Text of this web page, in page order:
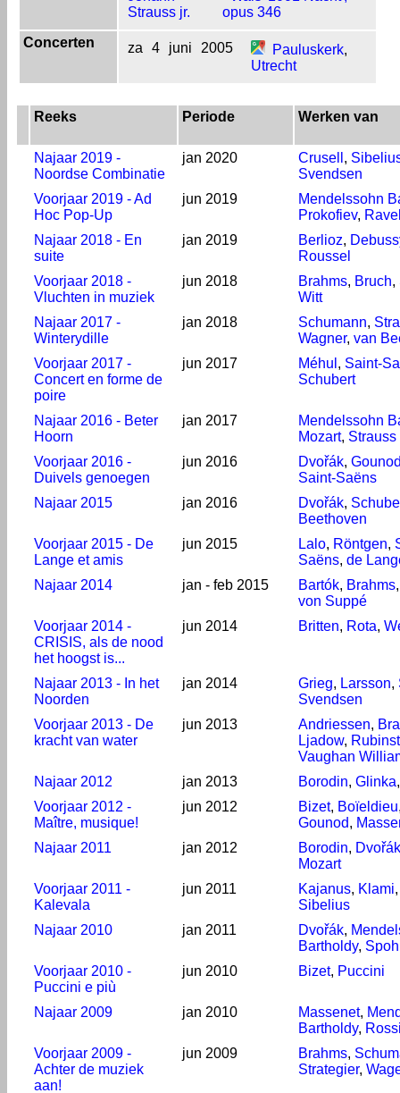
Strauss jr.
opus 346
Concerten
za 4 juni 2005 Pauluskerk,
Utrecht
Reeks Periode Werken van
Najaar 2019 -
Noordse Combinatie
jan 2020 Crusell ,
Svendsen
Voorjaar 2019 - Ad
Hoc Pop-Up
jun 2019
Mendelssohn
Prokofiev,
Najaar 2018 - En
suite
jan 2019 Berlioz,
Roussel
Voorjaar 2018 -
Vluchten in muziek
jun 2018 Brahms, Bruch,
Witt
Najaar 2017 -
Winterydille
jan 2018 Schumann,
Wagner, van
Voorjaar 2017 -
Concert en forme de
poire
jun 2017 Méhul , Saint-
Schubert
Najaar 2016 - Beter
Hoorn
jan 2017
Mendelssohn
Mozart, Strauss
Voorjaar 2016 -
Duivels genoegen
jun 2016 Dvořák,
Saint-Saëns
Najaar 2015
jan 2016 Dvořák,
Beethoven
Voorjaar 2015 - De
Lange et amis
jun 2015 Lalo, Röntgen,
Saëns, de
Najaar 2014
jan - feb 2015 Bartók, Brahms
von Suppé
Voorjaar 2014 -
CRISIS, als de nood
het hoogst is...
jun 2014 Britten, Rota,
Najaar 2013 - In het
Noorden
jan 2014 Grieg, Larsson,
Svendsen
Voorjaar 2013 - De
kracht van water
jun 2013 Andriessen,
Ljadow,
Vaughan
Najaar 2012
jan 2013 Borodin, Glinka
Voorjaar 2012 -
Maître, musique!
jun 2012 Bizet, Boïeldieu
Gounod,
Najaar 2011
jan 2012 Borodin, Dvořák
Mozart
Voorjaar 2011 -
Kalevala
jun 2011 Kajanus, Klami
Sibelius
Najaar 2010
jan 2011 Dvořák,
Bartholdy,
Voorjaar 2010 -
Puccini e più
jun 2010 Bizet, Puccini
Najaar 2009 jan 2010 Massenet,
Bartholdy,
Voorjaar 2009 -
Achter de muziek
aan!
jun 2009 Brahms,
Strategier,